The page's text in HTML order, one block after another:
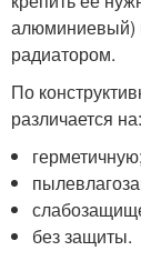
алюминиевый)
радиатором.
По
различается на:
герметичную;
без защиты.